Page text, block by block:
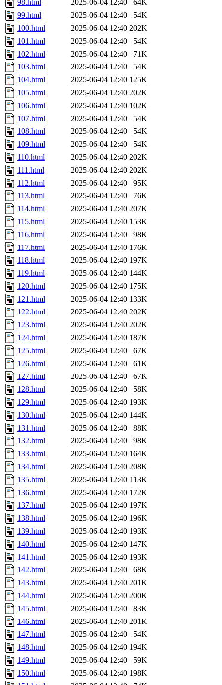
98.html
2025-06-04 12:40
64K
99.html
2025-06-04 12:40
54K
100.html
2025-06-04 12:40 202K
101.html
2025-06-04 12:40
54K
102.html
2025-06-04 12:40
71K
103.html
2025-06-04 12:40
54K
104.html
2025-06-04 12:40 125K
105.html
2025-06-04 12:40 202K
106.html
2025-06-04 12:40 102K
107.html
2025-06-04 12:40
54K
108.html
2025-06-04 12:40
54K
109.html
2025-06-04 12:40
54K
110.html
2025-06-04 12:40 202K
111.html
2025-06-04 12:40 202K
112.html
2025-06-04 12:40
95K
113.html
2025-06-04 12:40
76K
114.html
2025-06-04 12:40 207K
115.html
2025-06-04 12:40 153K
116.html
2025-06-04 12:40
98K
117.html
2025-06-04 12:40 176K
118.html
2025-06-04 12:40 197K
119.html
2025-06-04 12:40 144K
120.html
2025-06-04 12:40 175K
121.html
2025-06-04 12:40 133K
122.html
2025-06-04 12:40 202K
123.html
2025-06-04 12:40 202K
124.html
2025-06-04 12:40 187K
125.html
2025-06-04 12:40
67K
126.html
2025-06-04 12:40
61K
127.html
2025-06-04 12:40
67K
128.html
2025-06-04 12:40
58K
129.html
2025-06-04 12:40 193K
130.html
2025-06-04 12:40 144K
131.html
2025-06-04 12:40
88K
132.html
2025-06-04 12:40
98K
133.html
2025-06-04 12:40 164K
134.html
2025-06-04 12:40 208K
135.html
2025-06-04 12:40 113K
136.html
2025-06-04 12:40 172K
137.html
2025-06-04 12:40 197K
138.html
2025-06-04 12:40 196K
139.html
2025-06-04 12:40 193K
140.html
2025-06-04 12:40 147K
141.html
2025-06-04 12:40 193K
142.html
2025-06-04 12:40
68K
143.html
2025-06-04 12:40 201K
144.html
2025-06-04 12:40 200K
145.html
2025-06-04 12:40
83K
146.html
2025-06-04 12:40 201K
147.html
2025-06-04 12:40
54K
148.html
2025-06-04 12:40 194K
149.html
2025-06-04 12:40
59K
150.html
2025-06-04 12:40 198K